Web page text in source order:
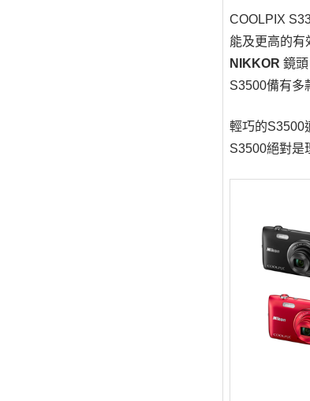
COOLPIX
能及更高的有
NIKKOR 鏡
S3500備有多
輕巧的S3500
S3500絕對是